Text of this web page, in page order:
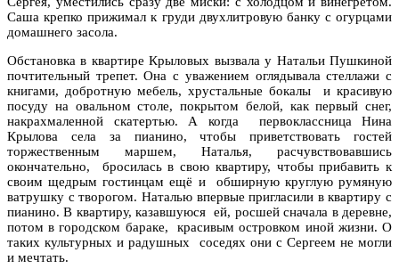
Саша крепко прижимал к груди двухлитровую банку с огурцами
домашнего засола.
Обстановка в квартире Крыловых вызвала у Натальи Пушкиной
почтительный трепет. Она с уважением оглядывала стеллажи с
книгами, добротную мебель, хрустальные бокалы и красивую
посуду на овальном столе, покрытом белой, как первый снег,
накрахмаленной скатертью. А когда первоклассница Нина
Крылова села за пианино, чтобы приветствовать гостей
торжественным маршем, Наталья, расчувствовавшись
окончательно, бросилась в свою квартиру, чтобы прибавить к
своим щедрым гостинцам ещё и обширную круглую румяную
ватрушку с творогом. Наталью впервые пригласили в квартиру с
пианино. В квартиру, казавшуюся ей, росшей сначала в деревне,
потом в городском бараке, красивым островком иной жизни. О
таких культурных и радушных соседях они с Сергеем не могли
и мечтать.